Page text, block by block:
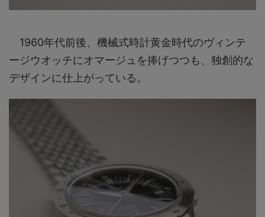
1960年代前後、機械式時計黄金時代のヴィンテ
ージウオッチにオマージュを捧げつつも、独創的な
デザインに仕上がっている。